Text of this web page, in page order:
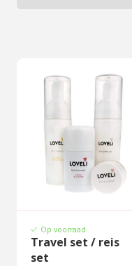
Op voorraad
Travel set / reis
set